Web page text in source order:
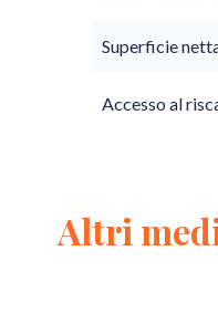
Superficie
Accesso al
Altri